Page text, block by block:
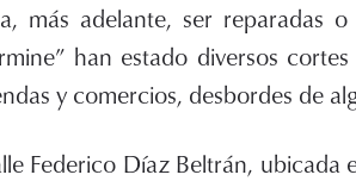
más adelante, ser reparadas
han estado diversos
y comercios, desbordes de
Federico Díaz Beltrán, ubicada